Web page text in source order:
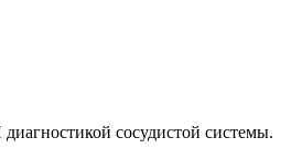
сосудистой системы.